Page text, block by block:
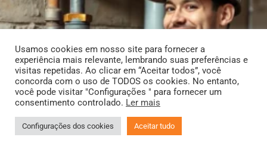
Usamos cookies em nosso site para fornecer a
experiência mais relevante, lembrando suas preferências e
visitas repetidas. Ao clicar em “Aceitar todos”, você
concorda com o uso de TODOS os cookies. No entanto,
você pode visitar "Configurações " para fornecer um
consentimento controlado. Ler mais
Configurações dos cookies Aceitar tudo